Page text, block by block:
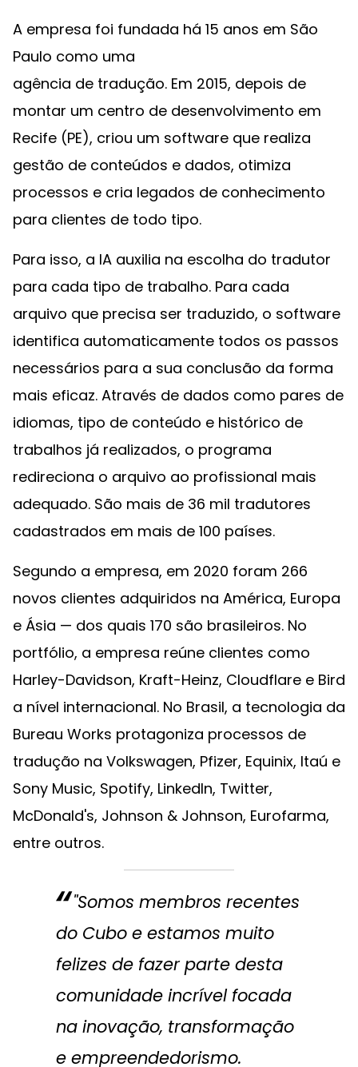
A empresa foi fundada há 15 anos em São
Paulo como uma
agência de tradução. Em 2015, depois de
montar um centro de desenvolvimento em
Recife (PE), criou um software que realiza
gestão de conteúdos e dados, otimiza
processos e cria legados de conhecimento
para clientes de todo tipo.
Para isso, a IA auxilia na escolha do tradutor
para cada tipo de trabalho. Para cada
arquivo que precisa ser traduzido, o software
identifica automaticamente todos os passos
necessários para a sua conclusão da forma
mais eficaz. Através de dados como pares de
idiomas, tipo de conteúdo e histórico de
trabalhos já realizados, o programa
redireciona o arquivo ao profissional mais
adequado. São mais de 36 mil tradutores
cadastrados em mais de 100 países.
Segundo a empresa, em 2020 foram 266
novos clientes adquiridos na América, Europa
e Ásia — dos quais 170 são brasileiros. No
portfólio, a empresa reúne clientes como
Harley-Davidson, Kraft-Heinz, Cloudflare e Bird
a nível internacional. No Brasil, a tecnologia da
Bureau Works protagoniza processos de
tradução na Volkswagen, Pfizer, Equinix, Itaú e
Sony Music, Spotify, LinkedIn, Twitter,
McDonald's, Johnson & Johnson, Eurofarma,
entre outros.
"Somos membros recentes
do Cubo e estamos muito
felizes de fazer parte desta
comunidade incrível focada
na inovação, transformação
e empreendedorismo.